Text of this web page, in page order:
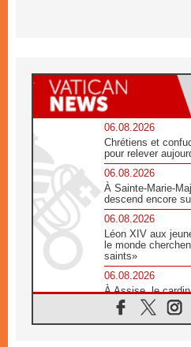
06.08.2026
Chrétiens et
pour relever
06.08.2026
À Sainte-Marie-
descend encore
06.08.2026
Léon XIV aux
le monde
saints»
06.08.2026
À Assise, le
«les chrétiens
06.08.2026